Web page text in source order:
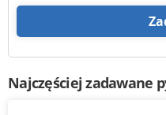
Najczęściej zadawane